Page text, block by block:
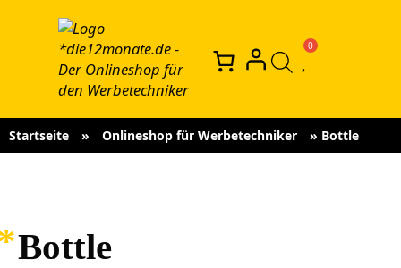
Startseite » Onlineshop für Werbetechniker » Bottle
Bottle